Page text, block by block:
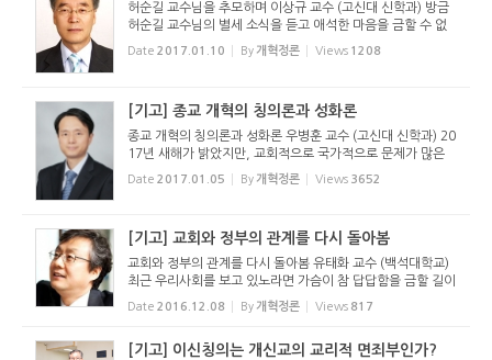
허순길 교수님을 추모하며 이상규 교수 (고신대 신학과) 방금
허순길 교수님의 별세 소식을 듣고 애석한 마음을 금할 수 없
다. 또 한 사람의 고신교회 지도자를 잃게 되었고, 필자 개인으
로는 또 한 사람의 은사를 잃게 되었다. 일생동안 고신교회와
Date 2017.01.10 By 개혁정론 Views 1208
[기고] 종교 개혁의 칭의론과 성화론
종교 개혁의 칭의론과 성화론 우병훈 교수 (고신대 신학과) 20
17년 새해가 밝았지만, 교회적으로 국가적으로 문제가 많은
시점에서 새해를 맞이하기에 마음이 무겁다. 특별히 올해는 루
터의 종교 개혁이 일어난 지 500주년이 되는 해이기 때문에
Date 2017.01.05 By 개혁정론 Views 3652
[기고] 교회와 정부의 관계를 다시 돌아봄
교회와 정부의 관계를 다시 돌아봄 유태화 교수 (백석대학교)
최근 우리사회를 보고 있노라면 가슴이 참 답답함을 금할 길이
없다. 최태민에서부터 시작되었고, 최순실 세대에서 걷잡을
수 없이 터져 나온 사건을 방치한 대통령의 역사적인 무념무상
Date 2016.12.08 By 개혁정론 Views 817
[기고] 이신칭의는 개신교의 교리적 면죄부인가?